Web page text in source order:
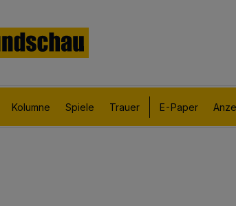
Kolumne Spiele Trauer E-Paper